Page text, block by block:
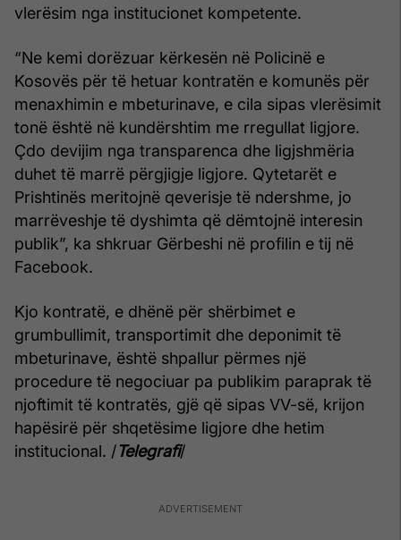
vlerësim nga institucionet kompetente.
“Ne kemi dorëzuar kërkesën në Policinë e
Kosovës për të hetuar kontratën e komunës për
menaxhimin e mbeturinave, e cila sipas vlerësimit
tonë është në kundërshtim me rregullat ligjore.
Çdo devijim nga transparenca dhe ligjshmëria
duhet të marrë përgjigje ligjore. Qytetarët e
Prishtinës meritojnë qeverisje të ndershme, jo
marrëveshje të dyshimta që dëmtojnë interesin
publik”, ka shkruar Gërbeshi në profilin e tij në
Facebook.
Kjo kontratë, e dhënë për shërbimet e
grumbullimit, transportimit dhe deponimit të
mbeturinave, është shpallur përmes një
procedure të negociuar pa publikim paraprak të
njoftimit të kontratës, gjë që sipas VV-së, krijon
hapësirë për shqetësime ligjore dhe hetim
institucional. /Telegrafi/